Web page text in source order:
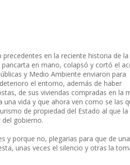
en la reciente historia de la
en mano, colapsó y cortó el
y Medio Ambiente enviaron para
el entorno, además de haber
de sus viviendas compradas en la
vida y que ahora ven como se las
de propiedad del Estado al que la
gobierno.
y porque no, plegarias para que de
unas veces el silencio y otras la